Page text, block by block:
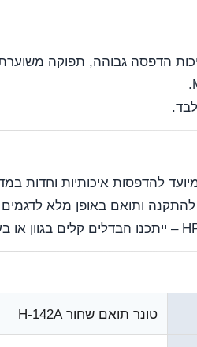
להתקנה ותואם באופן מלא
טונר תואם שחור H-142A